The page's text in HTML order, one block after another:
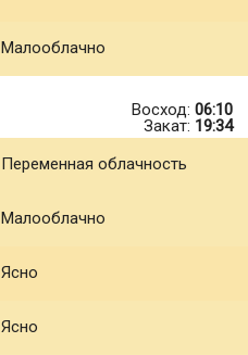
Малооблачно
Восход: 06:10
Закат: 19:34
Переменная облачность
Малооблачно
Ясно
Ясно